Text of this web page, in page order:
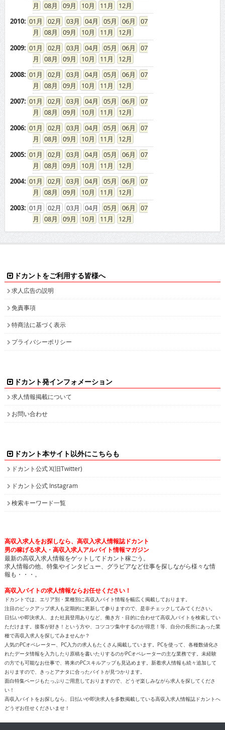
08
09 10 11
12
2010: 01 02 03 04 05 06
07
08
09 10 11
12
2009: 01 02 03 04 05 06
07
08
09 10 11
12
2008: 01 02 03 04 05 06
07
08
09 10 11
12
2007: 01 02 03 04 05 06
07
08
09 10 11
12
2006: 01 02 03 04 05 06
07
08
09 10 11
12
2005: 01 02 03 04 05 06
07
08
09 10 11
12
2004: 01 02 03 04 05 06
07
08
09 10 11
12
2003: 01 02 03 04 05 06
07
08
09 10 11 12
ドカントをご利用する皆様へ
求人広告の説明
免責事項
特商法に基づく表示
プライバシーポリシー
ドカント発インフォメーション
求人情報掲載について
お問い合わせ
ドカント本サイト以外にこちらも
ドカント公式 X(旧Twitter)
ドカント公式 Instagram
検索キーワード一覧
高収入求人をお探しなら、高収入求人情報誌ドカント
男の稼げる求人・高収入求人アルバイト情報マガジン
最新の高収入求人情報をゲットしてドカント稼ごう。
求人情報の他、特集やインタビュー、グラビアなど仕事を探しながら様々な情
報も・・・。
高収入バイトの求人情報ならお任せください！
ドカントでは、エリア別・業種別に高収入バイト情報を幅広く掲載しております。
注目のピックアップ求人も定期的に更新して参りますので、是非チェックしてみてください。
日払いや即決求人、また社員登用ありなど、働き方・目的に合わせて高収入バイトを検索してい
ただけます。接客が好き！という方や、コツコツ集中するのが得意！等、自分の長所にあった業
種で高収入求人を探してみませんか？
人気のPCオペレーター、PC入力の求人もたくさん掲載しています。PCを使って、各種数値化さ
れたデータ情報を入力したり原稿を書いたりするのがPCオペレーターの主な業務です。未経験
の方でも可能なお仕事で、将来のPCスキルアップも見込めます。新着求人情報も続々追加して
おりますので、きっとアナタに合ったバイトが見つかります。
面白特集ページもたっぷりご用意しておりますので、どうぞ楽しみながら求人を探してくださ
い！
高収入バイトをお探しなら、日払いや即決求人を多数掲載している高収入求人情報誌ドカントへ
どうぞお任せくださいませ！